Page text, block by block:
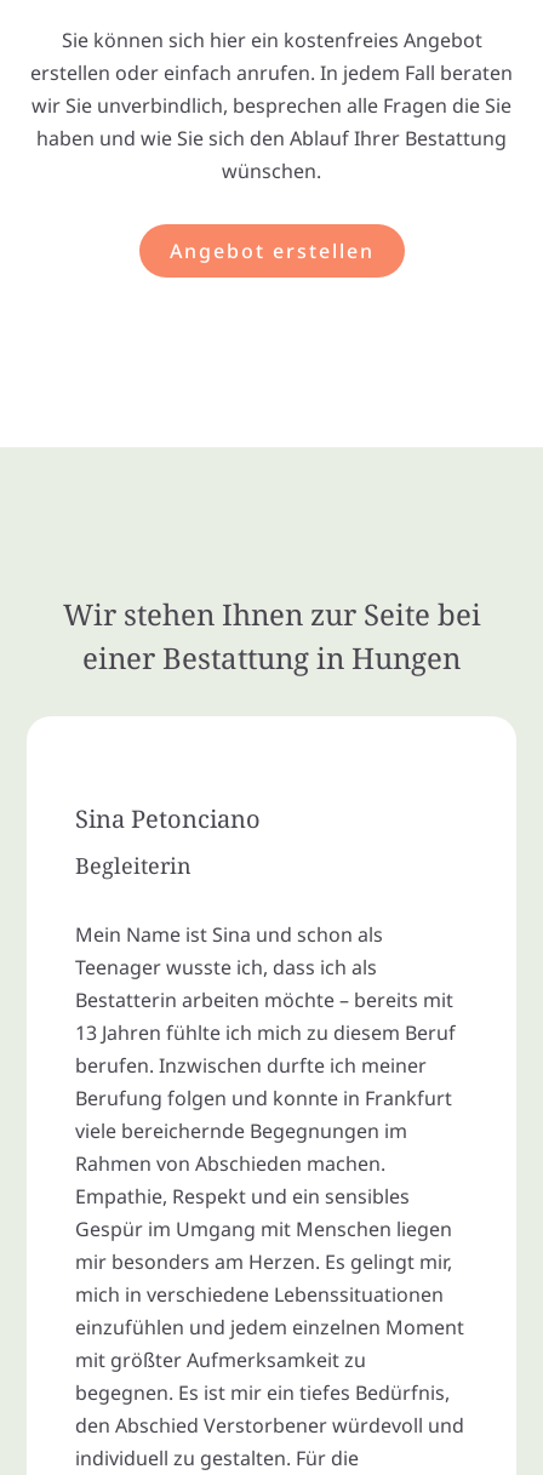
Sie können sich hier ein kostenfreies Angebot
erstellen oder einfach anrufen. In jedem Fall beraten
wir Sie unverbindlich, besprechen alle Fragen die Sie
haben und wie Sie sich den Ablauf Ihrer Bestattung
wünschen.
Angebot erstellen
Wir stehen Ihnen zur Seite bei
einer Bestattung in Hungen
Sina Petonciano
Begleiterin
Mein Name ist Sina und schon als
Teenager wusste ich, dass ich als
Bestatterin arbeiten möchte – bereits mit
13 Jahren fühlte ich mich zu diesem Beruf
berufen. Inzwischen durfte ich meiner
Berufung folgen und konnte in Frankfurt
viele bereichernde Begegnungen im
Rahmen von Abschieden machen.
Empathie, Respekt und ein sensibles
Gespür im Umgang mit Menschen liegen
mir besonders am Herzen. Es gelingt mir,
mich in verschiedene Lebenssituationen
einzufühlen und jedem einzelnen Moment
mit größter Aufmerksamkeit zu
begegnen. Es ist mir ein tiefes Bedürfnis,
den Abschied Verstorbener würdevoll und
individuell zu gestalten. Für die